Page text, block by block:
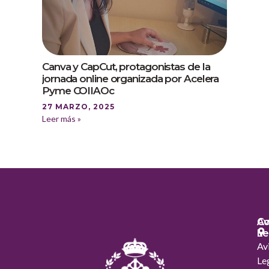
Canva y CapCut, protagonistas de la
jornada online organizada por Acelera
Pyme COIIAOc
27 MARZO, 2025
Leer más »